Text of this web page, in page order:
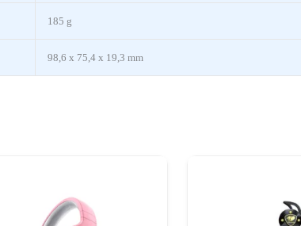
185 g
98,6 x 75,4 x 19,3 mm